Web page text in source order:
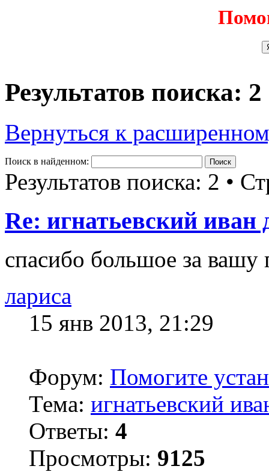
Результатов поиска: 2
Вернуться к
Поиск в найденном:
Результатов поиска: 2 •
Re: игнатьевский иван
cпасибо большое за
лариса
15 янв 2013, 21:29
Форум: Помогите
Тема: игнатьевский
Ответы: 4
Просмотры: 9125